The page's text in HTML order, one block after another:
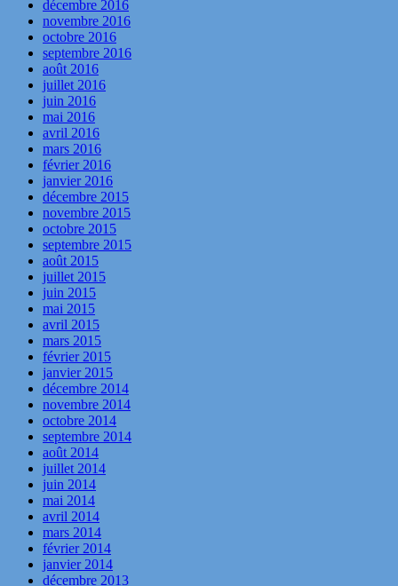
décembre 2016
novembre 2016
octobre 2016
septembre 2016
août 2016
juillet 2016
juin 2016
mai 2016
avril 2016
mars 2016
février 2016
janvier 2016
décembre 2015
novembre 2015
octobre 2015
septembre 2015
août 2015
juillet 2015
juin 2015
mai 2015
avril 2015
mars 2015
février 2015
janvier 2015
décembre 2014
novembre 2014
octobre 2014
septembre 2014
août 2014
juillet 2014
juin 2014
mai 2014
avril 2014
mars 2014
février 2014
janvier 2014
décembre 2013